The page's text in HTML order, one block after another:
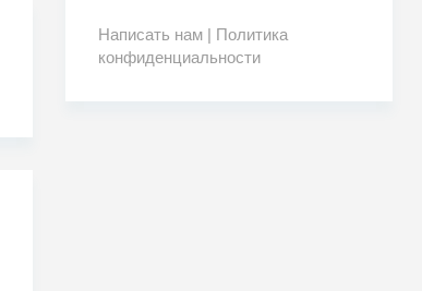
Написать нам | Политика
конфиденциальности